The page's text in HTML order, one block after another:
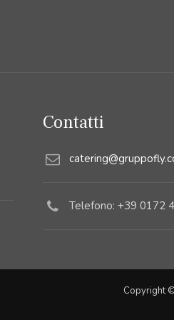
Contatti
Telefono: +39 0172
Copyright